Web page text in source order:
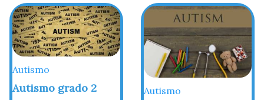
Autismo
Autismo grado 2 Autismo